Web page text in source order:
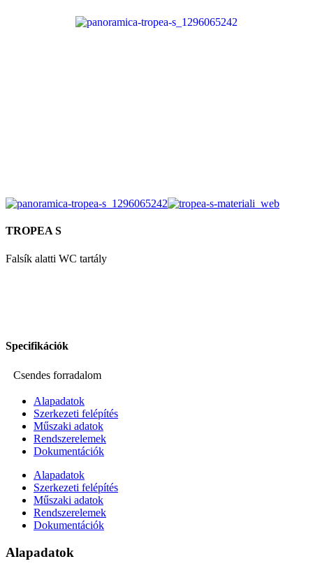
TROPEA S
Falsík alatti WC tartály
Specifikációk
Csendes forradalom
Alapadatok
Szerkezeti felépítés
Műszaki adatok
Rendszerelemek
Dokumentációk
Alapadatok
Szerkezeti felépítés
Műszaki adatok
Rendszerelemek
Dokumentációk
Alapadatok